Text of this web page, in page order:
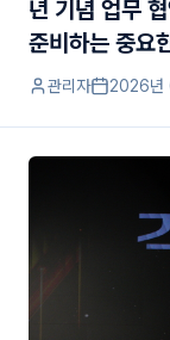
년 기념 업무
준비하는 중요
관리자 2026년